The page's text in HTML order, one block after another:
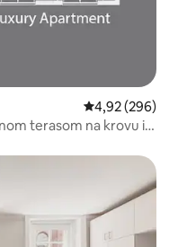
Prosječna
4,92 (296)
terasom na krovu i